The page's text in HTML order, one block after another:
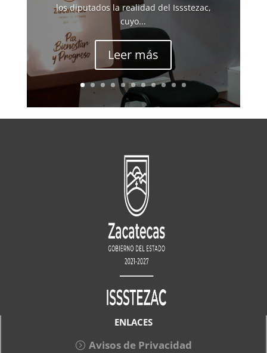
los diputados la realidad del Issstezac,
cuyo...
Leer más
ENLACES
Avisos de Privacidad